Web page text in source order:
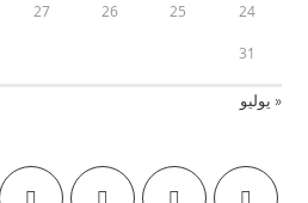
24
25
26
27
31
« يوليو